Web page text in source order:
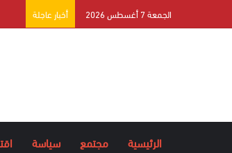
الجمعة 7 أغسطس 2026 أخبار عاجلة
الرئيسية مجتمع سياسة